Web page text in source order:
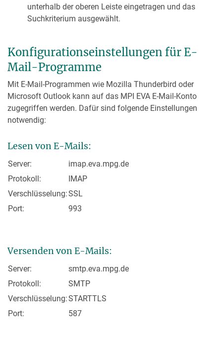
unterhalb der oberen Leiste eingetragen und das
Suchkriterium ausgewählt.
Konfigurationseinstellungen für E-
Mail-Programme
Mit E-Mail-Programmen wie Mozilla Thunderbird oder
Microsoft Outlook kann auf das MPI EVA E-Mail-Konto
zugegriffen werden. Dafür sind folgende Einstellungen
notwendig:
Lesen von E-Mails:
Server:
imap.eva.mpg.de
Protokoll:
IMAP
Verschlüsselung:SSL
Port:
993
Versenden von E-Mails:
Server:
smtp.eva.mpg.de
Protokoll:
SMTP
Verschlüsselung:STARTTLS
Port:
587